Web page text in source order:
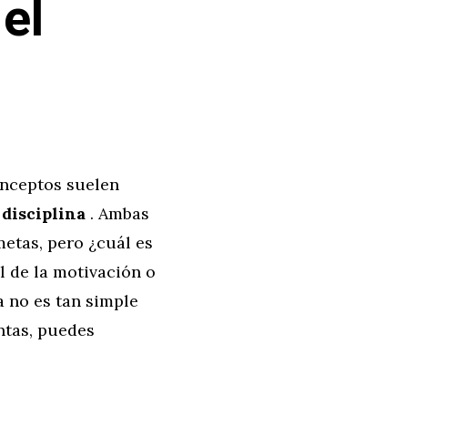
suelen
disciplina . Ambas
pero ¿cuál es
de la motivación o
no es tan simple
puedes